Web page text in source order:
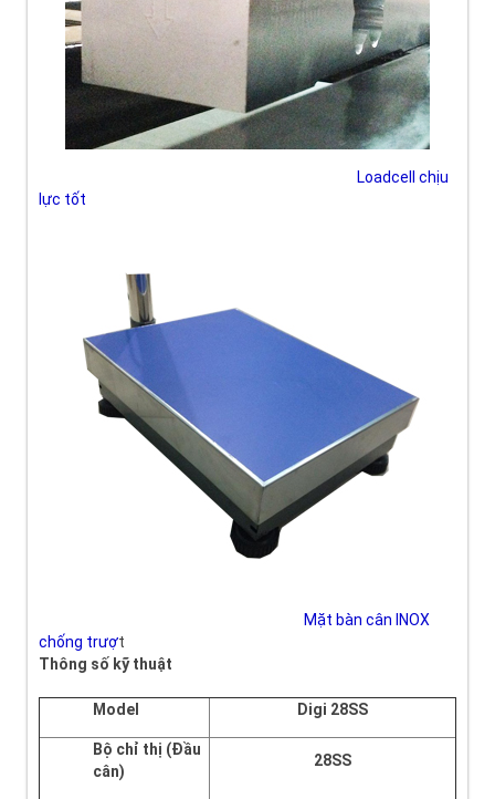
Loadcell chịu
lực tốt
Mặt bàn cân INOX
chống trượt
Thông số kỹ thuật
Model Digi 28SS
Bộ chỉ thị (Đầu
cân)
28SS